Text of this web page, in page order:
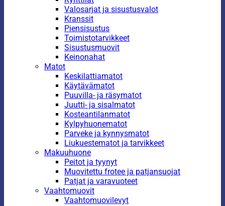
Valosarjat ja sisustusvalot
Kranssit
Piensisustus
Toimistotarvikkeet
Sisustusmuovit
Keinonahat
Matot
Keskilattiamatot
Käytävämatot
Puuvilla- ja räsymatot
Juutti- ja sisalmatot
Kosteantilanmatot
Kylpyhuonematot
Parveke ja kynnysmatot
Liukuestematot ja tarvikkeet
Makuuhuone
Peitot ja tyynyt
Muovitettu frotee ja patjansuojat
Patjat ja varavuoteet
Vaahtomuovit
Vaahtomuovilevyt